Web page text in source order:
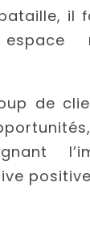
il
de